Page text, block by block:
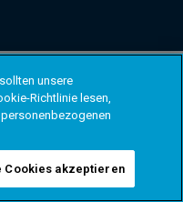
unsere
Richtlinie lesen,
Cookies akzeptieren